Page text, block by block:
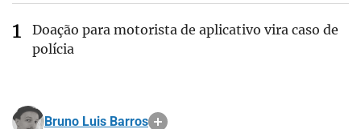
Doação para motorista de aplicativo vira caso de
polícia
Bruno Luis Barros